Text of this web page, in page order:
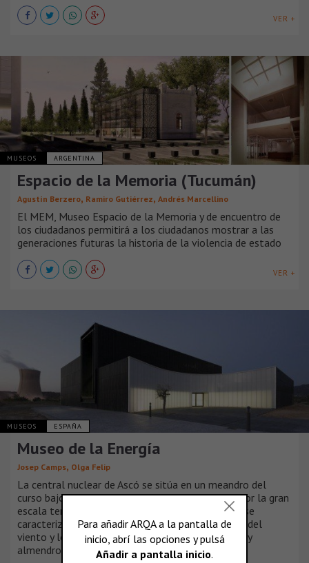
VER +
MUSEOS ARGENTINA
Espacio de la Memoria (Tucumán)
Agustín Berzero, Ramiro Gutiérrez, Andrés Marcellino
El MEM, Museo Espacio de la Memoria y de encuentro de
los ciudadanos permitirá a los ciudadanos mostrar a las
generaciones futuras la historia de la violencia de estado
VER +
MUSEOS ESPAÑA
Museo de la Energía
Josep Camps, Olga Felip
La central nuclear de Ascó se sitúa en un meandro del
curso bajo del río Ebro. El paisaje está marcado por la gran
escala territorial del río, y aunque un tanto árido se
caracteriza por su topografía, la fuerte presencia del
viento y los cultivos, terrazas de secano, olivares y
almendros, entre otros.